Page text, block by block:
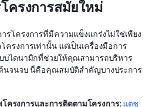
ครงการสมัยใหม่
รโครงการที่มีความแข็งแกร่งไม่ใช่เพียง
ครงการเท่านั้น แต่เป็นเครื่องมือการ
บไดนามิกที่ช่วยให้คุณสามารถบริหาร
นจนจบ นี่คือคุณสมบัติสำคัญบางประการ
ครงการและการติดตามโครงการ: แดช